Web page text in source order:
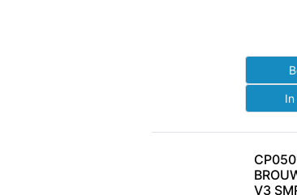
V3